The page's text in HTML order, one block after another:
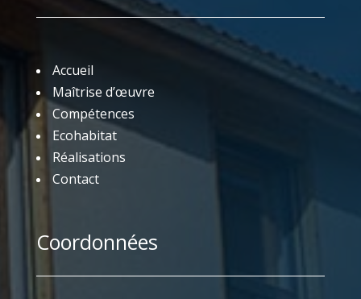
Accueil
Maîtrise d’œuvre
Compétences
Ecohabitat
Réalisations
Contact
Coordonnées